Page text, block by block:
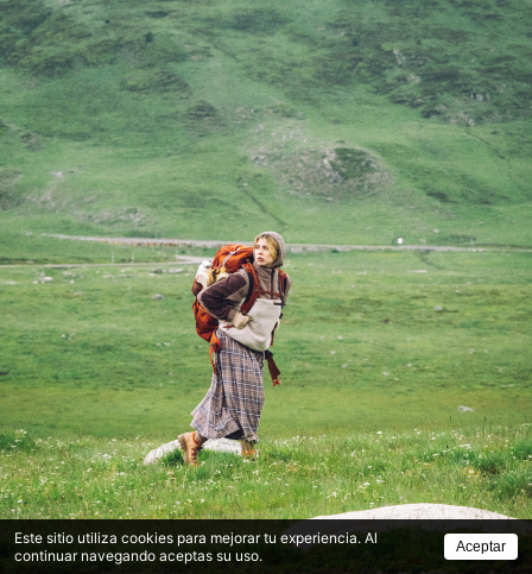
Este sitio utiliza cookies para mejorar tu experiencia. Al
continuar navegando aceptas su uso.
Aceptar